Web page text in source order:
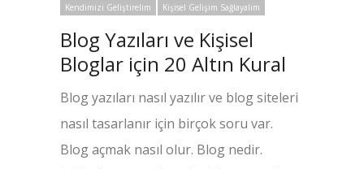
Kendimizi Geliştirelim Kişisel Gelişim Sağlayalım
Blog Yazıları ve Kişisel
Bloglar için 20 Altın Kural
Blog yazıları nasıl yazılır ve blog siteleri
nasıl tasarlanır için birçok soru var.
Blog açmak nasıl olur. Blog nedir.